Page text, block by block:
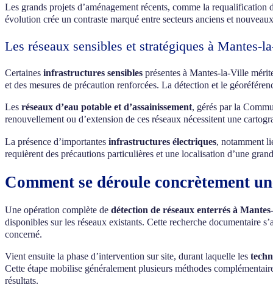
Les grands projets d’aménagement récents, comme la
évolution crée un contraste marqué entre secteurs anciens et
Les réseaux sensibles et stratégiques à Mantes-
Certaines infrastructures sensibles présentes à Mantes-la-Ville
et des mesures de précaution renforcées. La détection et le
Les réseaux d’eau potable et d’assainissement, gérés par la
renouvellement ou d’extension de ces réseaux nécessitent une
La présence d’importantes infrastructures électriques, notamment
requièrent des précautions particulières et une localisation d’une
Comment se déroule concrètement
Une opération complète de détection de réseaux enterrés à
disponibles sur les réseaux existants. Cette recherche documentaire
concerné.
Vient ensuite la phase d’intervention sur site, durant laquelle les
Cette étape mobilise généralement plusieurs méthodes
résultats.